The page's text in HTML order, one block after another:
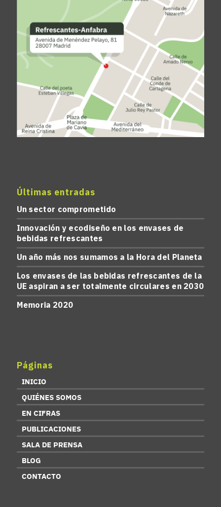
Últimas entradas
Un sector comprometido
Innovación y ecodiseño en los envases de
bebidas refrescantes
Un año más nos sumamos a la Hora del Planeta
Los envases de las bebidas refrescantes de la
UE aspiran a ser totalmente circulares en 2030
Memoria 2020
Páginas
INICIO
QUIÉNES SOMOS
EN CIFRAS
PUBLICACIONES
SALA DE PRENSA
BLOG
CONTACTO